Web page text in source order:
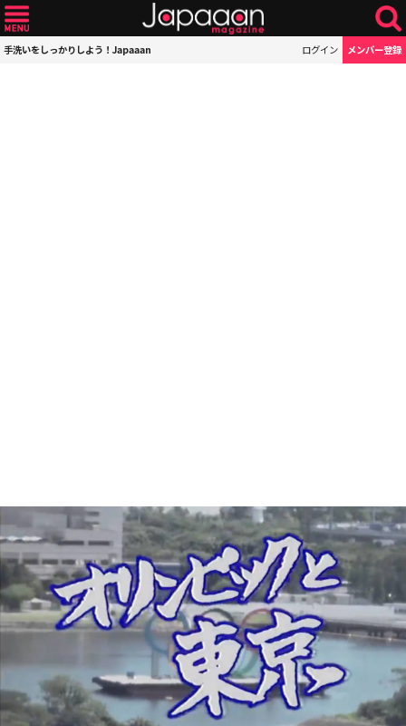
手洗いをしっかりしよう！Japaaan ログイン メンバー登録